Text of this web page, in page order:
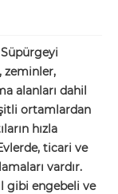
zeminler,
alanları dahil
ortamlardan
hızla
ticari ve
vardır.
gibi engebeli ve